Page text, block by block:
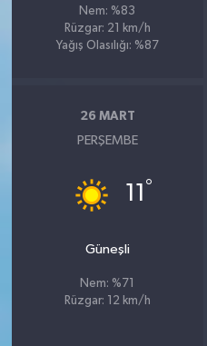
Nem: %83
Rüzgar: 21 km/h
Yağış Olasılığı: %87
26 MART
PERŞEMBE
11 °
Güneşli
Nem: %71
Rüzgar: 12 km/h